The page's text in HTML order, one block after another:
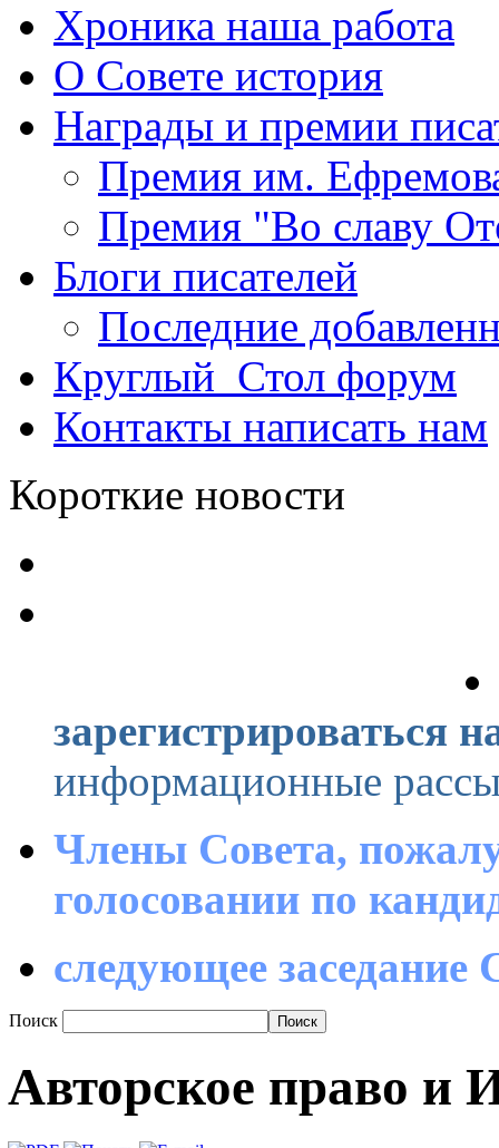
Хроника наша работа
О Совете история
Награды и премии
Премия им.
Премия "Во славу
Блоги писателей
Последние
Круглый_Стол форум
Контакты написать нам
Короткие новости
зарегистрироваться
информационные
Члены Совета,
голосовании по
следующее заседание
Поиск
Авторское право и